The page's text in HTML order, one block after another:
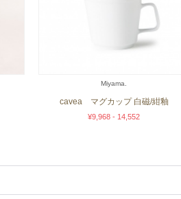
Miyama.
cavea マグカップ 白磁/紺釉
¥9,968 - 14,552